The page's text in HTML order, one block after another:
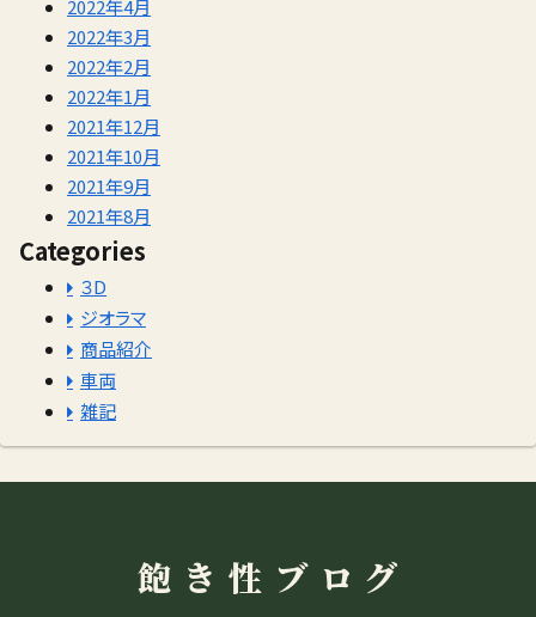
2022年4月
2022年3月
2022年2月
2022年1月
2021年12月
2021年10月
2021年9月
2021年8月
Categories
３D
ジオラマ
商品紹介
車両
雑記